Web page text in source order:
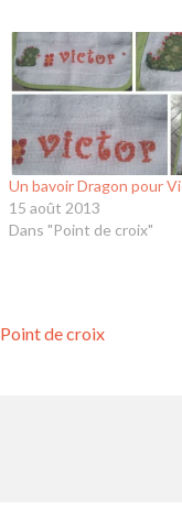
Un bavoir Dragon pour
15 août 2013
Dans "Point de croix"
Point de croix